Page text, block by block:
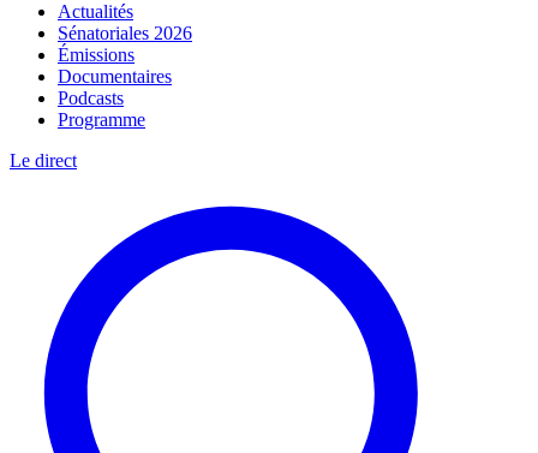
Actualités
Sénatoriales 2026
Émissions
Documentaires
Podcasts
Programme
Le direct